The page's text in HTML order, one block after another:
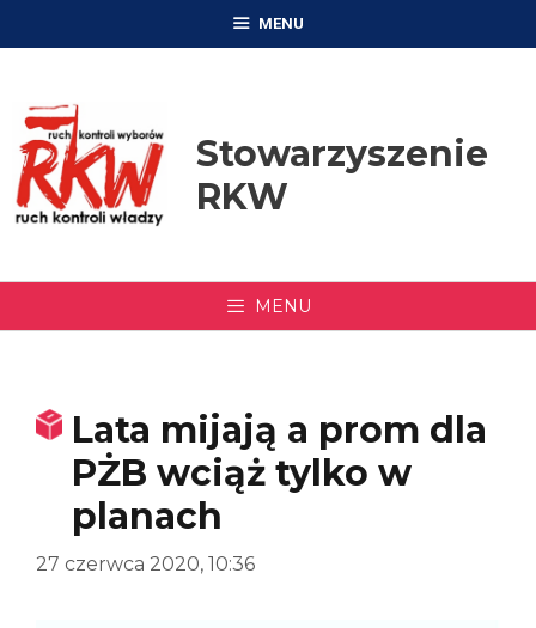
MENU
Stowarzyszenie
RKW
MENU
Lata mijają a prom dla
PŻB wciąż tylko w
planach
27 czerwca 2020, 10:36